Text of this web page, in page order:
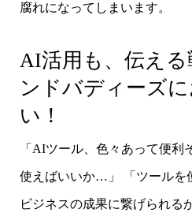
腐れになってしまいます。
AI活用も、伝える
ンドバディーズ
い！
「AIツール、色々あって便利
使えばいいか…」 「ツールを
ビジネスの成果に繋げられる